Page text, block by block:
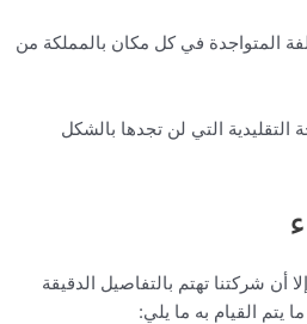
المتواجدة في كل مكان بالمملكة من
التي لن تجدها بالشكل
شركتنا تهتم بالتفاصيل الدقيقة
يتم القيام به ما يلي: